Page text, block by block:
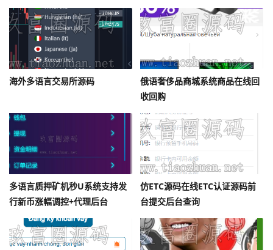
统
海外多语言交易所源码
俄语奢侈品商城系统商品在线回
收回购
多语言质押矿机秒U系统支持发
行新币涨幅调控+代理后台
仿ETC源码在线ETC认证源码前
台提交后台查询